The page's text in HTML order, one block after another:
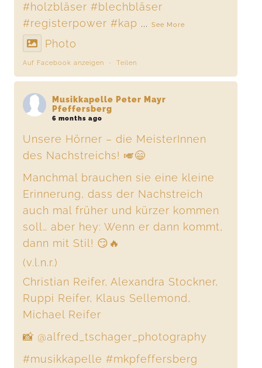
#holzbläser #blechbläser
#registerpower #kap ...See More
Photo
Auf Facebook anzeigen · Teilen
Musikkapelle Peter Mayr
Pfeffersberg
6 months ago
Unsere Hörner – die MeisterInnen
des Nachstreichs! 🎺😄
Manchmal brauchen sie eine kleine
Erinnerung, dass der Nachstreich
auch mal früher und kürzer kommen
soll… aber hey: Wenn er dann kommt,
dann mit Stil! 😏🔥
(v.l.n.r.)
Christian Reifer, Alexandra Stockner,
Ruppi Reifer, Klaus Sellemond,
Michael Reifer
📸 @alfred_tschager_photography
#musikkapelle #mkpfeffersberg